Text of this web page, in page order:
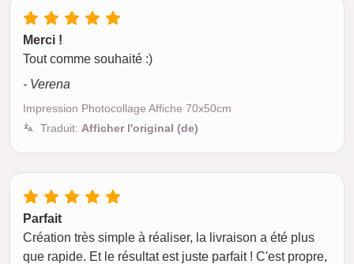
Merci !
Tout comme souhaité :)
- Verena
Impression Photocollage Affiche 70x50cm
Traduit: Afficher l'original (de)
Parfait
Création très simple à réaliser, la livraison a été plus
que rapide. Et le résultat est juste parfait ! C'est propre,